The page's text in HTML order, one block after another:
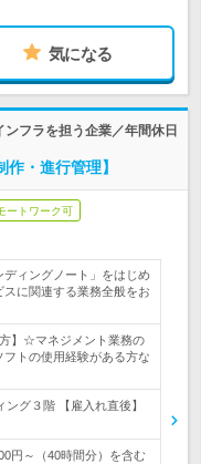
気になる
フラを担う企業／年間休日
・進行管理】
ートワーク可
ィングノート」をはじめ
に関連する業務全般をお
】☆マネジメント業務の
トの使用経験がある方な
グ３階 【雇入れ直後】
円～（40時間分）を含む